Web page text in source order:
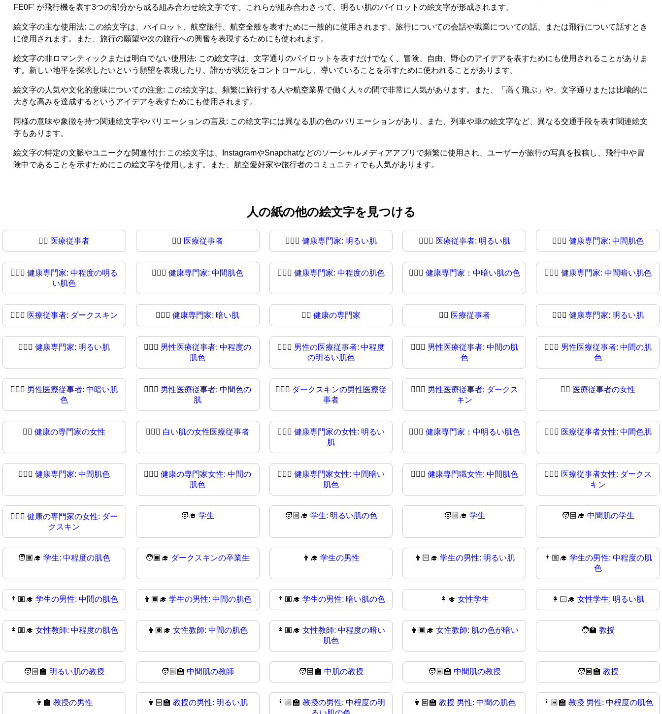
FE0F' が飛行機を表す3つの部分から成る組み合わせ絵文字です。これらが組み合わさって、明るい肌のパイロットの絵文字が形成されます。
絵文字の主な使用法: この絵文字は、パイロット、航空旅行、航空全般を表すために一般的に使用されます。旅行についての会話や職業についての話、または飛行について話すとき
に使用されます。また、旅行の願望や次の旅行への興奮を表現するためにも使われます。
絵文字の非ロマンティックまたは明白でない使用法: この絵文字は、文字通りのパイロットを表すだけでなく、冒険、自由、野心のアイデアを表すためにも使用されることがありま
す。新しい地平を探求したいという願望を表現したり、誰かが状況をコントロールし、導いていることを示すために使われることがあります。
絵文字の人気や文化的意味についての注意: この絵文字は、頻繁に旅行する人や航空業界で働く人々の間で非常に人気があります。また、「高く飛ぶ」や、文字通りまたは比喩的に
大きな高みを達成するというアイデアを表すためにも使用されます。
同様の意味や象徴を持つ関連絵文字やバリエーションの言及: この絵文字には異なる肌の色のバリエーションがあり、また、列車や車の絵文字など、異なる交通手段を表す関連絵文
字もあります。
絵文字の特定の文脈やユニークな関連付け: この絵文字は、InstagramやSnapchatなどのソーシャルメディアアプリで頻繁に使用され、ユーザーが旅行の写真を投稿し、飛行中や冒
険中であることを示すためにこの絵文字を使用します。また、航空愛好家や旅行者のコミュニティでも人気があります。
人の紙の他の絵文字を見つける
🧑‍⚕️ 医療従事者 🧑‍⚕ 医療従事者 🧑🏻‍⚕️ 健康専門家: 明るい肌 🧑🏻‍⚕ 医療従事者: 明るい肌 🧑🏼‍⚕️ 健康専門家: 中間肌色
🧑🏼‍⚕健康専門家: 中程度の明る
い肌色
🧑🏽‍⚕️健康専門家: 中間肌色 🧑🏽‍⚕ 健康専門家: 中程度の肌色 🧑🏾‍⚕️ 健康専門家：中暗い肌の色 🧑🏾‍⚕ 健康専門家: 中間暗い肌色
🧑🏿‍⚕️ 医療従事者: ダークスキン 🧑🏿‍⚕健康専門家: 暗い肌 👨‍⚕️ 健康の専門家 👨‍⚕ 医療従事者 👨🏻‍⚕️ 健康専門家: 明るい肌
👨🏻‍⚕健康専門家: 明るい肌 👨🏼‍⚕️ 男性医療従事者: 中程度の
肌色
👨🏼‍⚕ 男性の医療従事者: 中程度
の明るい肌色
👨🏽‍⚕️ 男性医療従事者: 中間の肌
色
👨🏽‍⚕ 男性医療従事者: 中間の肌
色
👨🏾‍⚕️ 男性医療従事者: 中暗い肌
色
👨🏾‍⚕ 男性医療従事者: 中間色の
肌
👨🏿‍⚕️ ダークスキンの男性医療従
事者
👨🏿‍⚕ 男性医療従事者: ダークス
キン
👩‍⚕️ 医療従事者の女性
👩‍⚕健康の専門家の女性 👩🏻‍⚕️ 白い肌の女性医療従事者 👩🏻‍⚕ 健康専門家の女性: 明るい
肌
👩🏼‍⚕️ 健康専門家：中明るい肌色 👩🏼‍⚕ 医療従事者女性: 中間色肌
👩🏽‍⚕️健康専門家: 中間肌色 👩🏽‍⚕健康の専門家女性: 中間の
肌色
👩🏾‍⚕️ 健康専門家女性: 中間暗い
肌色
👩🏾‍⚕ 健康専門職女性: 中間肌色 👩🏿‍⚕️ 医療従事者女性: ダークス
キン
👩🏿‍⚕健康の専門家の女性: ダー
クスキン
🧑‍🎓学生 🧑🏻‍🎓 学生: 明るい肌の色 🧑🏼‍🎓 学生 🧑🏽‍🎓 中間肌の学生
🧑🏾‍🎓学生: 中程度の肌色 🧑🏿‍🎓 ダークスキンの卒業生 👨‍🎓 学生の男性 👨🏻‍🎓 学生の男性: 明るい肌 👨🏼‍🎓 学生の男性: 中程度の肌
色
👨🏽‍🎓学生の男性: 中間の肌色 👨🏾‍🎓学生の男性: 中間の肌色 👨🏿‍🎓 学生の男性: 暗い肌の色 👩‍🎓 女性学生 👩🏻‍🎓 女性学生: 明るい肌
👩🏼‍🎓女性教師: 中程度の肌色 👩🏽‍🎓女性教師: 中間の肌色 👩🏾‍🎓 女性教師: 中程度の暗い
肌色
👩🏿‍🎓 女性教師: 肌の色が暗い 🧑‍🏫 教授
🧑🏻‍🏫 明るい肌の教授 🧑🏼‍🏫中間肌の教師 🧑🏽‍🏫 中肌の教授 🧑🏾‍🏫 中間肌の教授 🧑🏿‍🏫 教授
👨‍🏫教授の男性 👨🏻‍🏫教授の男性: 明るい肌 👨🏼‍🏫 教授の男性: 中程度の明
👨🏽‍🏫 教授 男性: 中間の肌色 👨🏾‍🏫 教授 男性: 中程度の肌色